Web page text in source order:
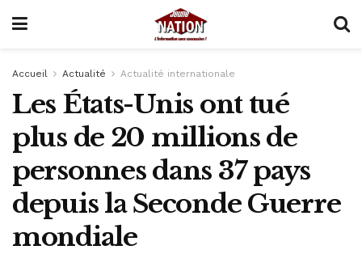
Accueil Actualité Actualité internationale
Les États-Unis ont tué
plus de 20 millions de
personnes dans 37 pays
depuis la Seconde Guerre
mondiale